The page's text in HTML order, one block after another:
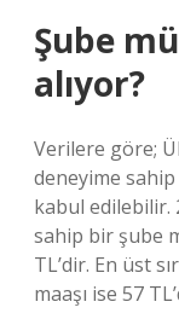
Şube
alıyor?
Verilere göre;
deneyime
kabul edilebilir.
sahip bir şube
TL’dir. En üst
maaşı ise 57